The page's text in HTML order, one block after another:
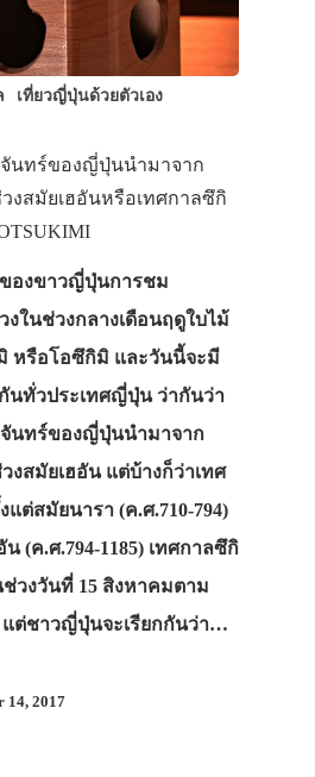
เที่ยวญี่ปุ่นด้วยตัวเอง
นทร์ของญี่ปุ่นนำมาจาก
งสมัยเฮอันหรือเทศกาลซึกิ
องขาวญี่ปุ่นการชม
งในช่วงกลางเดือนฤดูใบไม้
หรือโอซึกิมิ และวันนี้จะมี
นทั่วประเทศญี่ปุ่น ว่ากันว่า
นทร์ของญี่ปุ่นนำมาจาก
งสมัยเฮอัน แต่บ้างก็ว่าเทศ
ต่สมัยนารา (ค.ศ.710-794)
(ค.ศ.794-1185) เทศกาลซึกิ
วงวันที่ 15 สิงหาคมตาม
ต่ชาวญี่ปุ่นจะเรียกกันว่า…
14, 2017